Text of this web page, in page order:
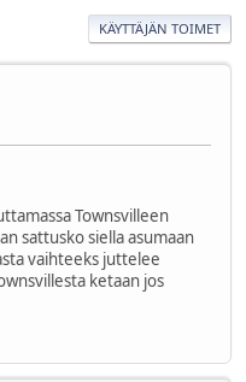
KÄYTTÄJÄN TOIMET
Townsvilleen
sattusko siella asumaan
vaihteeks juttelee
ketaan jos